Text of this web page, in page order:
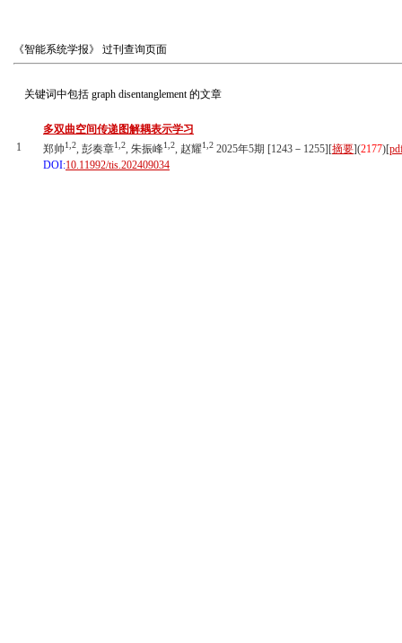
《智能系统学报》 过刊查询页面
关键词中包括 graph disentanglement的文章
1
多双曲空间传递图解耦表示学习
郑帅1,2, 彭奏章1,2, 朱振峰1,2, 赵耀1,2 2025年5期 [1243－1255][摘要](2177)[
DOI:10.11992/tis.202409034